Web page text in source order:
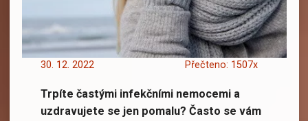
Oslabená imunita umí pěkně potrápit
30. 12. 2022 Přečteno: 1507x
Trpíte častými infekčními nemocemi a
uzdravujete se jen pomalu? Často se vám